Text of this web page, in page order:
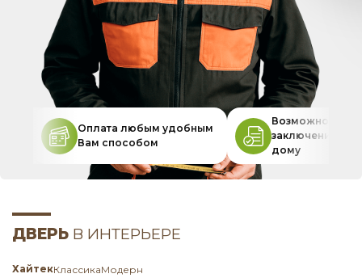
Оплата любым удобным
Вам способом
Возможность
заключения
дому
ДВЕРЬ В ИНТЕРЬЕРЕ
ХайтекКлассикаМодерн